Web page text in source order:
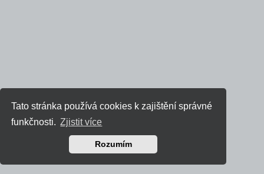
Tato stránka používá cookies k zajištění správné
funkčnosti. Zjistit více
Rozumím